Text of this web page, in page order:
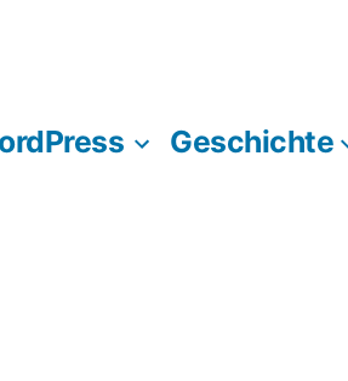
Geschichte